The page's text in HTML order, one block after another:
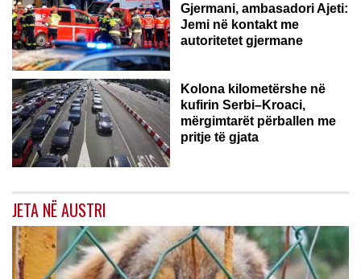
Gjermani, ambasadori Ajeti:
Jemi në kontakt me
autoritetet gjermane
Kolona kilometërshe në
kufirin Serbi–Kroaci,
mërgimtarët përballen me
pritje të gjata
JETA NË AUSTRI